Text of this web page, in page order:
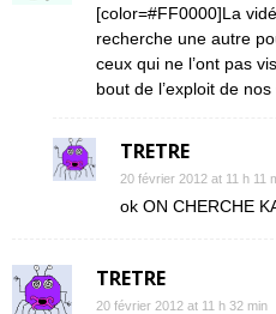
[color=#FF0000]La
recherche une autre
ceux qui ne l’ont pas
bout de l’exploit de
TRETRE
20 février 2012 at 11 h 11
ok ON CHERCHE
TRETRE
20 février 2012 at 11 h 32 min